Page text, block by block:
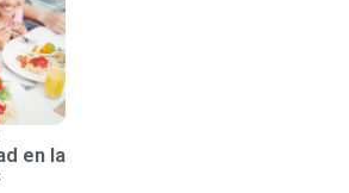
en la